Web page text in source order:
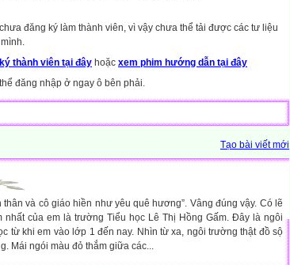
đăng ký làm thành viên, vì vậy chưa thể tải được các tư liệu
thành viên tại đây hoặc xem phim hướng dẫn tại đây
đăng nhập ở ngay ô bên phải.
Tạo bài viết mới
và cô giáo hiền như yêu quê hương”. Vâng đúng vậy. Có lẽ
của em là trường Tiểu học Lê Thị Hồng Gấm. Đây là ngôi
từ khi em vào lớp 1 đến nay. Nhìn từ xa, ngôi trường thật đồ sộ
Mái ngói màu đỏ thắm giữa các...